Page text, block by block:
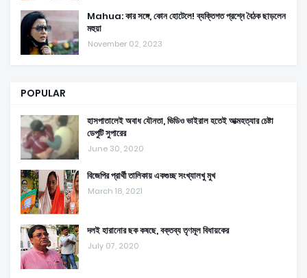
Mahua: কার সঙ্গে, কোন হোটেলে! ব্যক্তিগত প্রশ্নে বৈঠক ছাড়লেন
মহুয়া
November 02, 2023
POPULAR
হাসপাতালেই অবাধ যৌনতা, ভিডিও ভাইরাল হতেই আত্মহত্যার চেষ্টা
ডেপুটি সুপারের
June 30, 2020
বিজেপির প্রার্থী তালিকায় একগুচ্ছ সংখ্যালখু মুখ
March 18, 2021
দলই হারানোর ছক কষছে, বক্তব্য তৃণমূল বিধায়কের
July 07, 2020